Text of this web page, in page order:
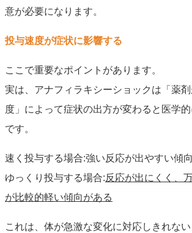
意が必要になります。
投与速度が症状に影響する
ここで重要なポイントがあります。
実は、アナフィラキシーショックは「薬
度」によって症状の出方が変わると医学
です。
速く投与する場合:強い反応が出やすい傾
ゆっくり投与する場合:反応が出にくく、
が比較的軽い傾向がある
これは、体が急激な変化に対応しきれな